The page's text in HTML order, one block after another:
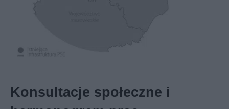
Konsultacje społeczne i